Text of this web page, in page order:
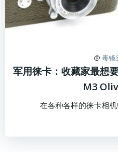
@ 毒镜
军用徕卡：收藏家最想
M3
在各种各样的徕卡相